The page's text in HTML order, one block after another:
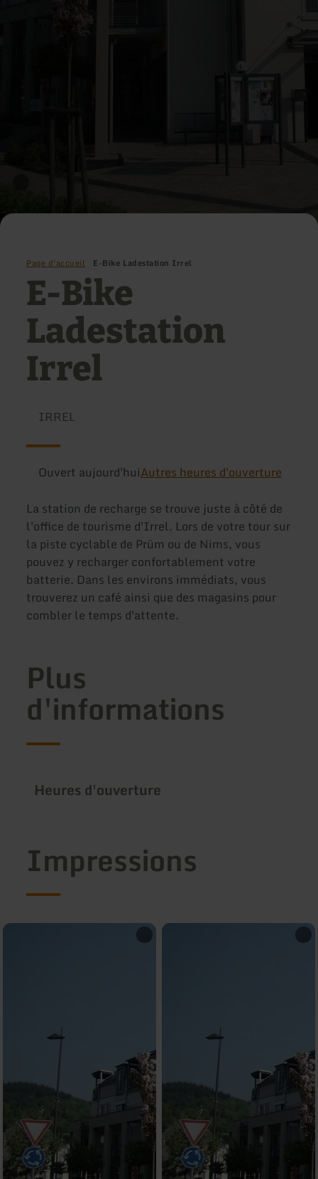
Page d'accueil E-Bike Ladestation Irrel
E-Bike
Ladestation
Irrel
IRREL
Ouvert aujourd'huiAutres heures d'ouverture
La station de recharge se trouve juste à côté de
l'office de tourisme d'Irrel. Lors de votre tour sur
la piste cyclable de Prüm ou de Nims, vous
pouvez y recharger confortablement votre
batterie. Dans les environs immédiats, vous
trouverez un café ainsi que des magasins pour
combler le temps d'attente.
Plus
d'informations
Heures d'ouverture
Impressions